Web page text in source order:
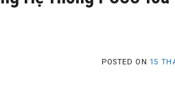
POSTED ON 15